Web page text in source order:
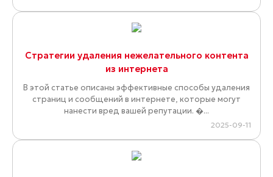
Стратегии удаления нежелательного контента
из интернета
В этой статье описаны эффективные способы удаления
страниц и сообщений в интернете, которые могут
нанести вред вашей репутации. �...
2025-09-11